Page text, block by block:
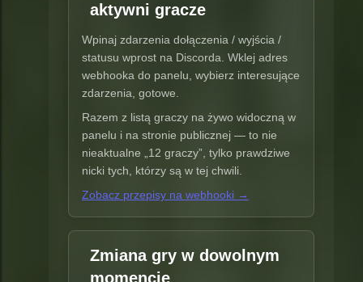
aktywni gracze
Wpinaj zdarzenia dołączenia / wyjścia /
statusu wprost na Discorda. Wklej adres
webhooka do panelu, wybierz interesujące
zdarzenia, gotowe.
Razem z listą graczy na żywo widoczną w
panelu i na stronie publicznej — to nie
nieaktualne „12 graczy”, tylko prawdziwe
nicki tych, którzy są w tej chwili.
Zobacz przepisy na webhooki →
Zmiana gry w dowolnym
momencie